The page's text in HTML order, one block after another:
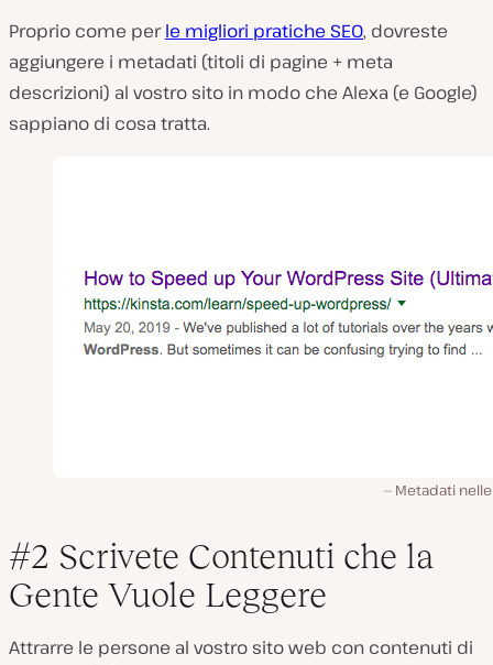
Proprio come perle migliori pratiche SEO, dovreste
aggiungere i metadati (titoli di pagine + meta
descrizioni) al vostro sito in modo che Alexa (e Google)
sappiano di cosa tratta.
Metadati nelle
#2 Scrivete Contenuti che la
Gente Vuole Leggere
Attrarre le persone al vostro sito web con contenuti di